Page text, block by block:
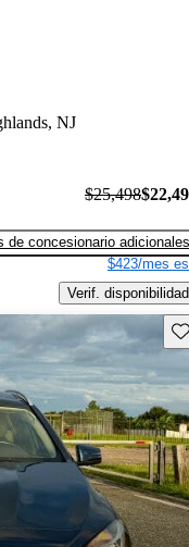
NJ
$25,498
de concesionario adicionales
$423/mes
Verif. disponibilidad